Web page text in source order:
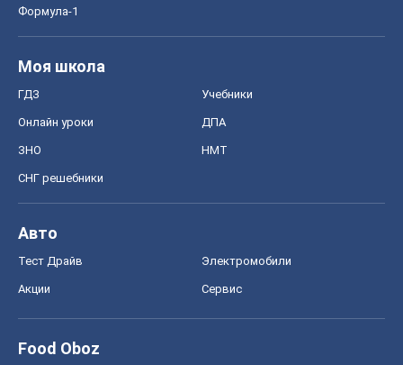
Формула-1
Моя школа
ГДЗ Учебники
Онлайн уроки ДПА
ЗНО НМТ
СНГ решебники
Авто
Тест Драйв Электромобили
Акции Сервис
Food Oboz